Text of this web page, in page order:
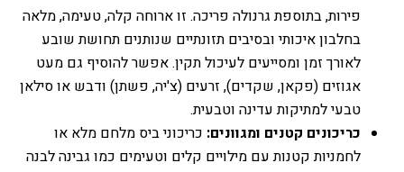
פירות, בתוספת גרנולה פריכה. זו ארוחה קלה, טעימה, מלאה
בחלבון איכותי ובסיבים תזונתיים שנותנים תחושת שובע
לאורך זמן ומסייעים לעיכול תקין. אפשר להוסיף גם מעט
אגוזים (פקאן, שקדים), זרעים (צ'יה, פשתן) ודבש או סילאן
טבעי למתיקות עדינה וטבעית.
כריכונים קטנים ומגוונים: כריכוני ביס מלחם מלא או
לחמניות קטנות עם מילויים קלים וטעימים כמו גבינה לבנה